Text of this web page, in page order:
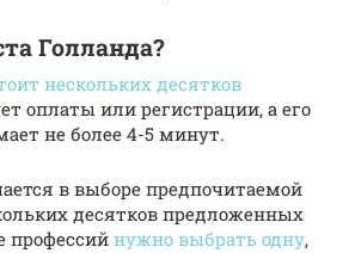
Голланда?
нескольких десятков
оплаты или регистрации, а его
не более 4-5 минут.
в выборе предпочитаемой
десятков предложенных
профессий нужно выбрать одну,